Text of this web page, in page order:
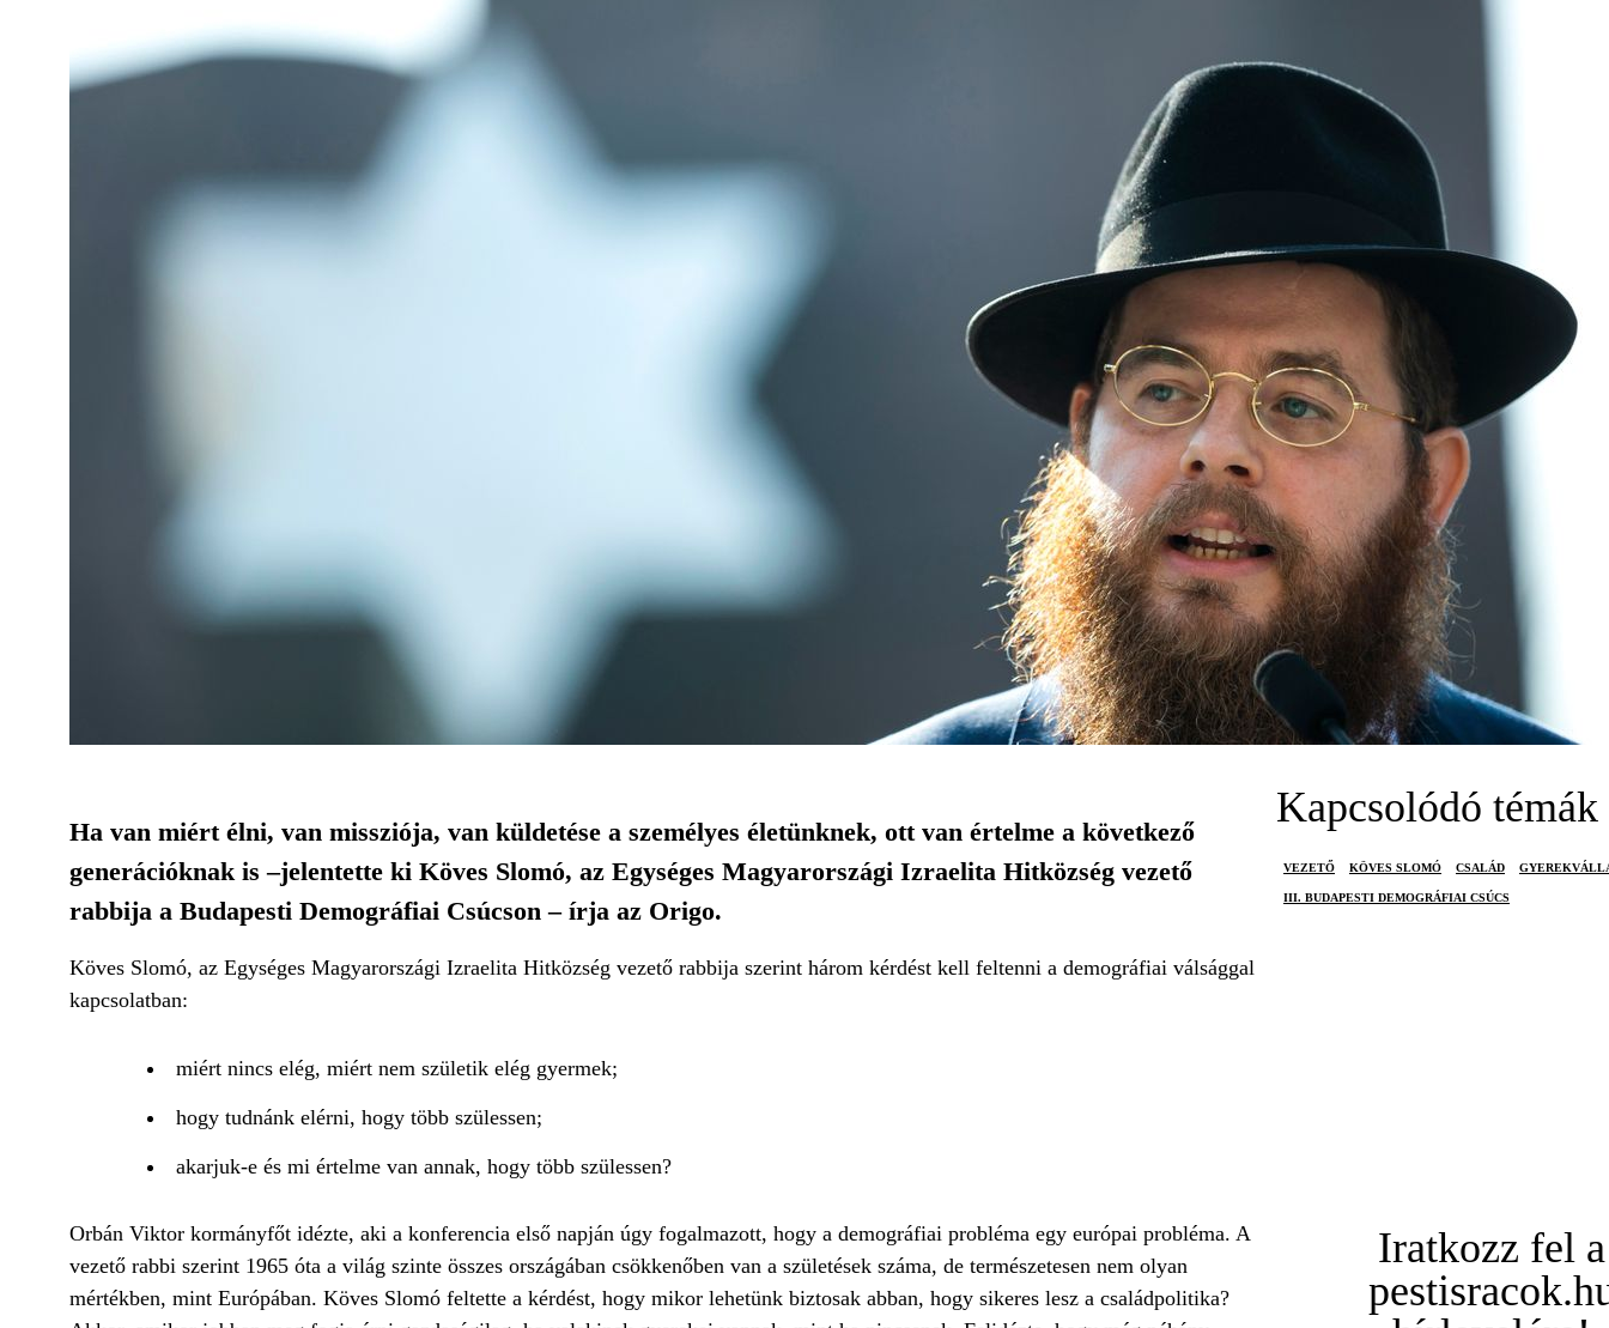
Ha van miért élni, van missziója, van küldetése a személyes életünknek, ott van értelme a következő
generációknak is –jelentette ki Köves Slomó, az Egységes Magyarországi Izraelita Hitközség vezető
rabbija a Budapesti Demográfiai Csúcson – írja az Origo.
Köves Slomó, az Egységes Magyarországi Izraelita Hitközség vezető rabbija szerint három kérdést kell feltenni a demográfiai válsággal
kapcsolatban:
miért nincs elég, miért nem születik elég gyermek;
hogy tudnánk elérni, hogy több szülessen;
akarjuk-e és mi értelme van annak, hogy több szülessen?
Orbán Viktor kormányfőt idézte, aki a konferencia első napján úgy fogalmazott, hogy a demográfiai probléma egy európai probléma. A
vezető rabbi szerint 1965 óta a világ szinte összes országában csökkenőben van a születések száma, de természetesen nem olyan
mértékben, mint Európában. Köves Slomó feltette a kérdést, hogy mikor lehetünk biztosak abban, hogy sikeres lesz a családpolitika?
Kapcsolódó témák
VEZETŐ KÖVES SLOMÓ CSALÁD
III. BUDAPESTI DEMOGRÁFIAI CSÚCS
Iratkozz fel a